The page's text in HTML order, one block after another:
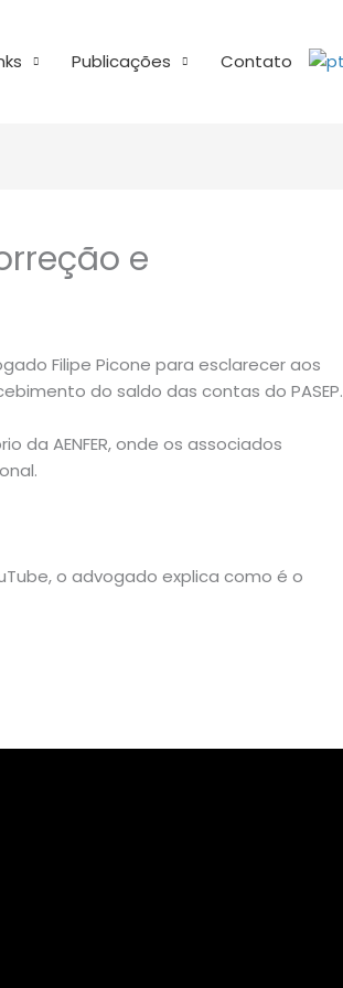
Publicações Contato
e
Filipe Picone para esclarecer aos
do saldo das contas do PASEP.
AENFER, onde os associados
o advogado explica como é o